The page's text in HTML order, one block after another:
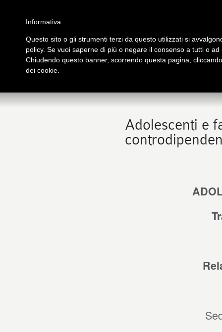
Home
Galleria immagini
PRESENTAZIONE
tutto su Logos
Adolescenti e
Informativa
Questo sito o gli strumenti terzi da questo utilizzati si
policy. Se vuoi saperne di più o negare il consenso a tutti o
Chiudendo questo banner, scorrendo questa pagina,
dei cookie.